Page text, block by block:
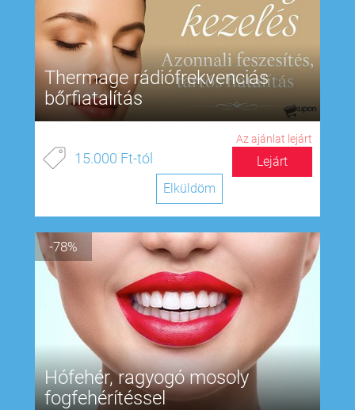
Thermage rádiófrekvenciás
bőrfiatalítás
Az ajánlat lejárt
15.000 Ft-tól
Lejárt
Elküldöm
-78%
Hófehér, ragyogó mosoly
fogfehérítéssel